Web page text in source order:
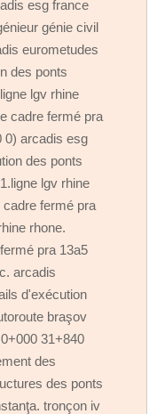
esg france
génie civil
eurometudes
des ponts
lgv rhine
cadre fermé pra
0) arcadis esg
des ponts
lgv rhine
fermé pra
rhone.
pra 13a5
arcadis
d'exécution
braşov
31+840
des
des ponts
tronçon iv